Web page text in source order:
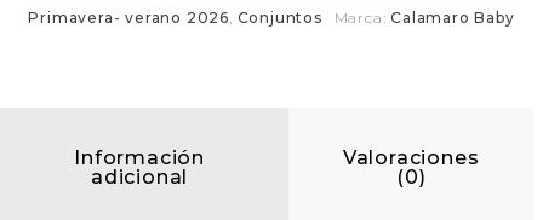
Primavera- verano 2026 Conjuntos Marca:Calamaro Baby
Información
adicional
Valoraciones
(0)